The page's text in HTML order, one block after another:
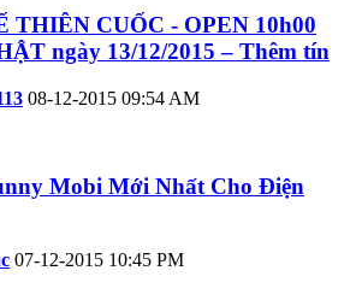
THIÊN CUỐC - OPEN 10h00
ngày 13/12/2015 – Thêm tín
08-12-2015 09:54 AM
Mobi Mới Nhất Cho Điện
07-12-2015 10:45 PM